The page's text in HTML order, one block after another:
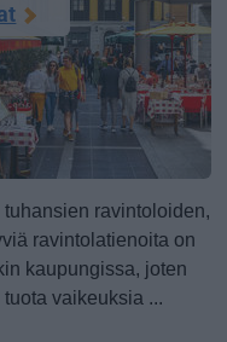
ravintoloiden,
ravintolatienoita on
kaupungissa, joten
vaikeuksia ...